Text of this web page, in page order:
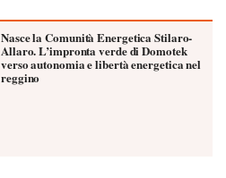
Nasce la Comunità Energetica Stilaro-
Allaro. L’impronta verde di Domotek
verso autonomia e libertà energetica nel
reggino